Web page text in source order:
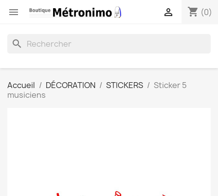
 shopping_cart (0)

search
Accueil DÉCORATION STICKERS
Sticker 5
musiciens